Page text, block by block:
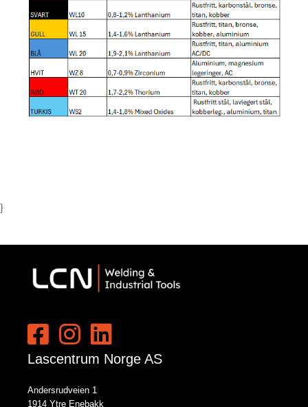
}
Lascentrum Norge AS
Andersrudveien 1
1914 Ytre Enebakk